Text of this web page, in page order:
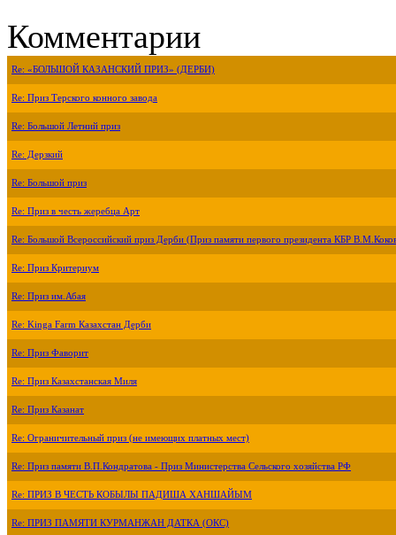
Комментарии
Re: «БОЛЬШОЙ КАЗАНСКИЙ ПРИЗ» (ДЕРБИ)
Re: Приз Терского конного завода
Re: Большой Летний приз
Re: Дерзкий
Re: Большой приз
Re: Приз в честь жеребца Арт
Re: Большой Всероссийский приз Дерби (Приз памяти первого президента КБР
Re: Приз Критериум
Re: Приз им.Абая
Re: Kinga Farm Казахстан Дерби
Re: Приз Фаворит
Re: Приз Казахстанская Миля
Re: Приз Казанат
Re: Ограничительный приз (не имеющих платных мест)
Re: Приз памяти В.П.Кондратова - Приз Министерства Сельского хозяйства РФ
Re: ПРИЗ В ЧЕСТЬ КОБЫЛЫ ПАДИША ХАНШАЙЫМ
Re: ПРИЗ ПАМЯТИ КУРМАНЖАН ДАТКА (ОКС)